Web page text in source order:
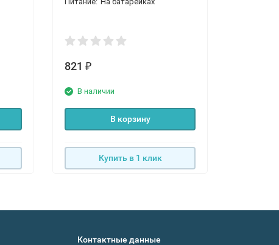
821 ₽
В наличии
В корзину
Купить в 1 клик
Контактные данные